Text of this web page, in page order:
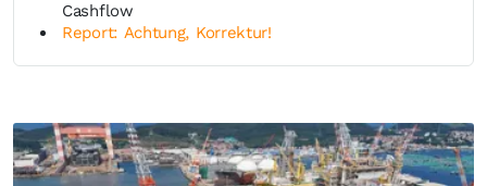
Cashflow
Report: Achtung, Korrektur!